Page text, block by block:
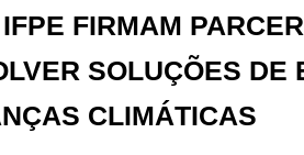
FIRMAM
SOLUÇÕES DE
CLIMÁTICAS